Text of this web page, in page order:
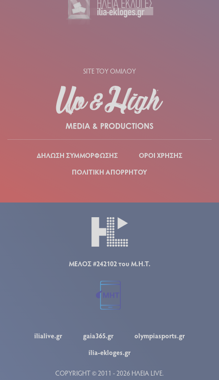
SITE ΤΟΥ ΟΜΙΛΟΥ
ΔΗΛΩΣΗ ΣΥΜΜΟΡΦΩΣΗΣ
ΟΡΟΙ ΧΡΗΣΗΣ
ΠΟΛΙΤΙΚΗ ΑΠΟΡΡΗΤΟΥ
ΜΕΛΟΣ #242102 του Μ.Η.Τ.
ilialive.gr gaia365.gr
olympiasports.gr
ilia-ekloges.gr
COPYRIGHT © 2011 - 2026 ΗΛΕΙΑ LIVE.